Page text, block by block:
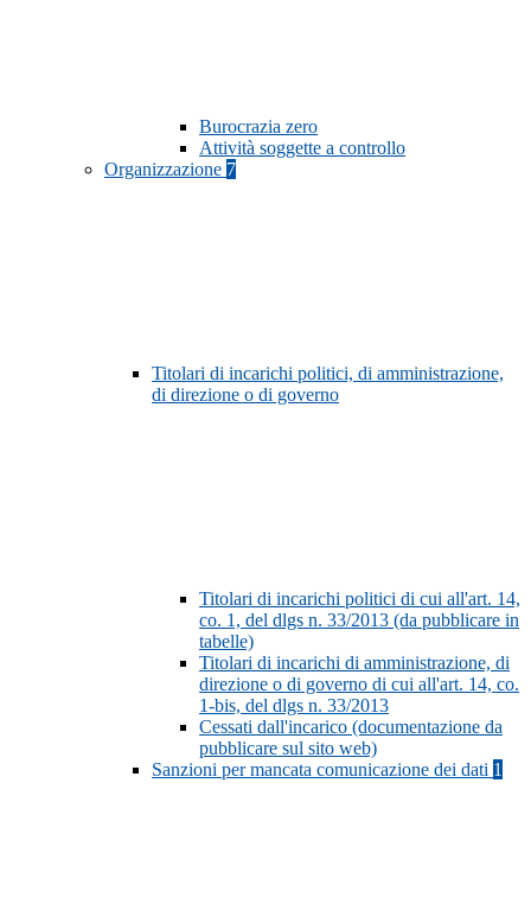
Burocrazia zero
Attività soggette a controllo
Organizzazione 7
Titolari di incarichi politici, di amministrazione,
di direzione o di governo
Titolari di incarichi politici di cui all'art. 14,
co. 1, del dlgs n. 33/2013 (da pubblicare in
tabelle)
Titolari di incarichi di amministrazione, di
direzione o di governo di cui all'art. 14, co.
1-bis, del dlgs n. 33/2013
Cessati dall'incarico (documentazione da
pubblicare sul sito web)
Sanzioni per mancata comunicazione dei dati 1